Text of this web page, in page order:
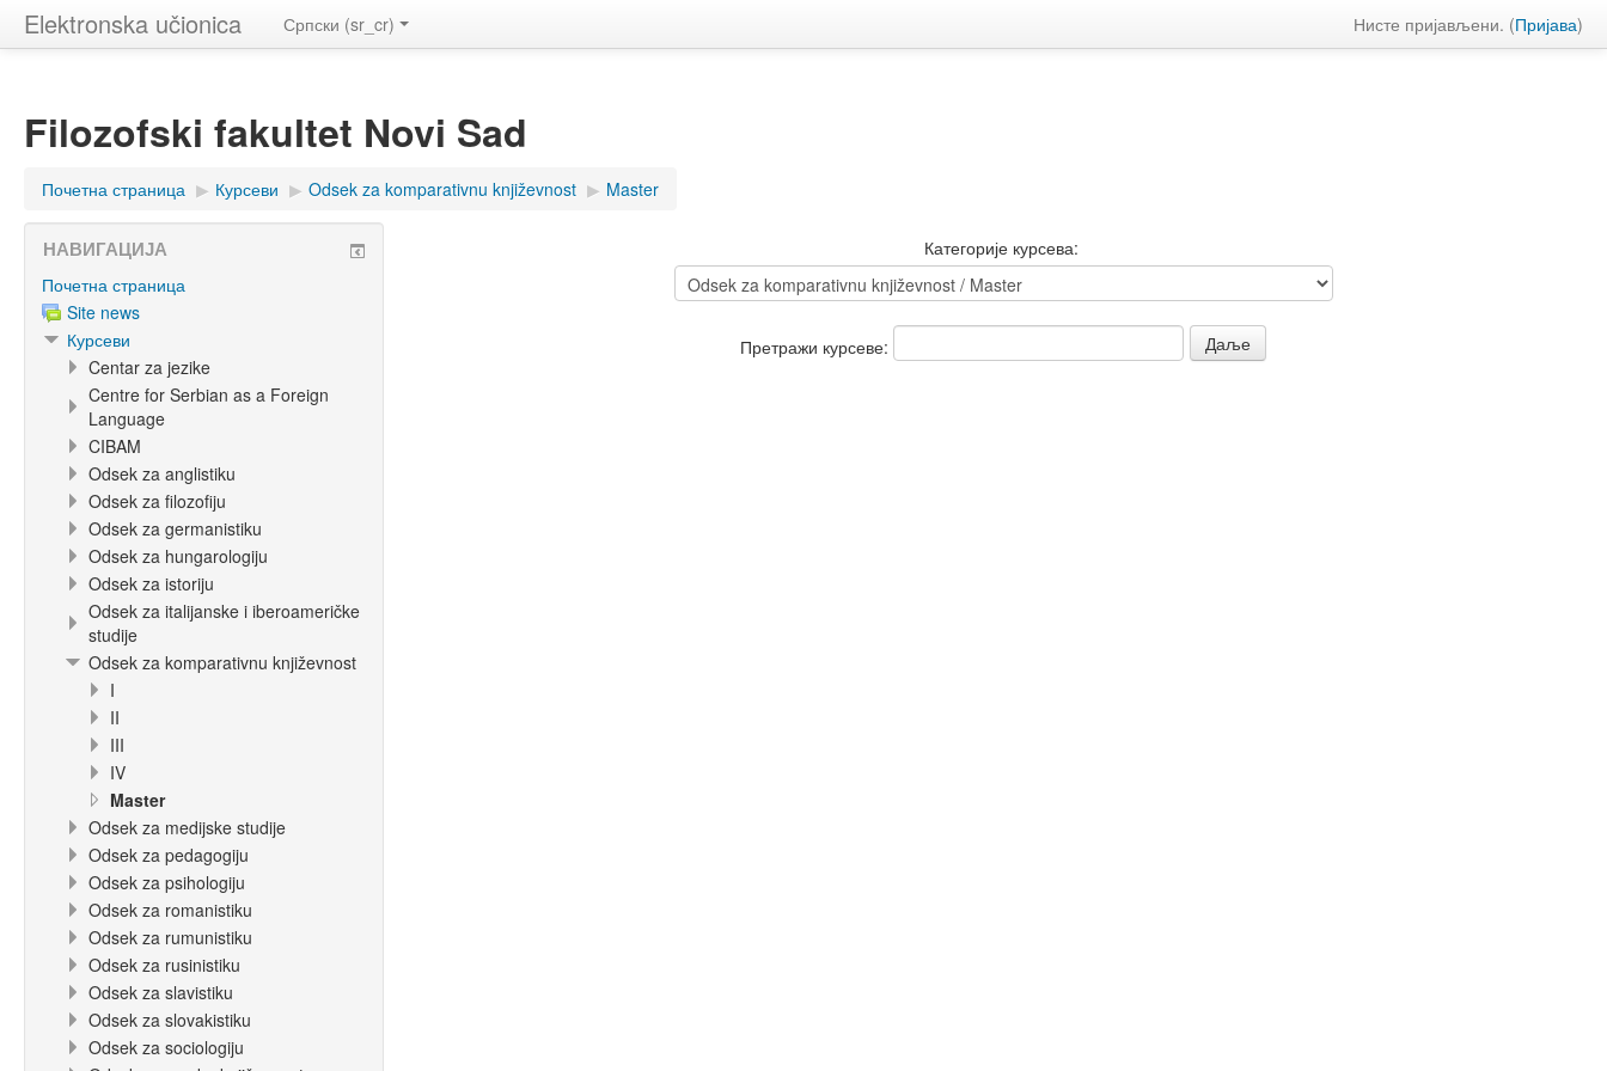
Elektronska učionica Нисте пријављени. (Пријава)
Српски ‎(sr_cr)‎
Filozofski fakultet Novi Sad
Почетна страница ▶︎ Курсеви ▶︎ Odsek za komparativnu književnost ▶︎ Master
Категорије курсева:
Претражи курсеве:
НАВИГАЦИЈА
Почетна страница
Site news
Курсеви
Centar za jezike
Centre for Serbian as a Foreign
Language
CIBAM
Odsek za anglistiku
Odsek za filozofiju
Odsek za germanistiku
Odsek za hungarologiju
Odsek za istoriju
Odsek za italijanske i iberoameričke
studije
Odsek za komparativnu književnost
I
II
III
IV
Master
Odsek za medijske studije
Odsek za pedagogiju
Odsek za psihologiju
Odsek za romanistiku
Odsek za rumunistiku
Odsek za rusinistiku
Odsek za slavistiku
Odsek za slovakistiku
Odsek za sociologiju